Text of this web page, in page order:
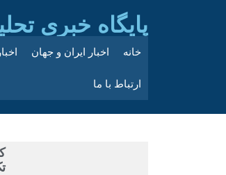
پایگاه خبری
خانه اخبار ایران و جهان
ارتباط با ما